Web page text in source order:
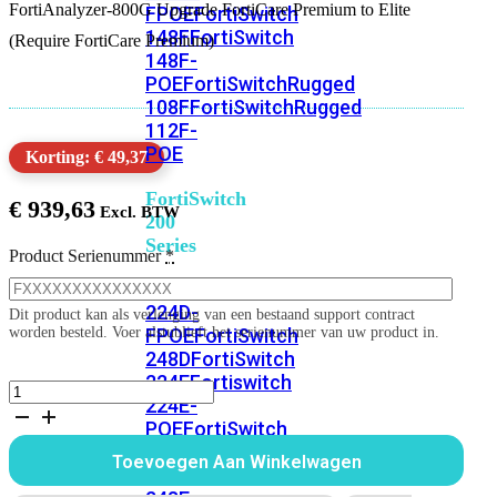
FPOEFortiSwitch
148FFortiSwitch
148F-
POEFortiSwitchRugged
108FFortiSwitchRugged
112F-
POE
FortiSwitch
200
Series
FortiSwitch
224D-
FPOEFortiSwitch
248DFortiSwitch
224EFortiswitch
224E-
POEFortiSwitch
POEFortiSwitch
FortiAnalyzer-800G Upgrade FortiCare Premium to Elite
(Require FortiCare Premium)
Korting: € 49,37
€ 939,63
Product Serienummer *
Dit product kan als verlenging van een bestaand support contract
worden besteld. Voer alstublieft het serienummer van uw product in.
FortiAnalyzer-
800G
jaar
Upgrade
FortiCare
Toevoegen Aan Winkelwagen